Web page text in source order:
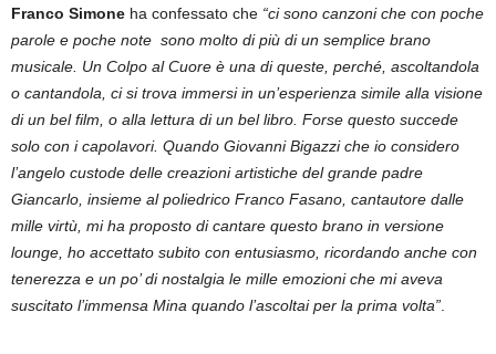
Franco Simone ha confessato che “ci sono canzoni che con poche
parole e poche note sono molto di più di un semplice brano
musicale. Un Colpo al Cuore è una di queste, perché, ascoltandola
o cantandola, ci si trova immersi in un’esperienza simile alla visione
di un bel film, o alla lettura di un bel libro. Forse questo succede
solo con i capolavori. Quando Giovanni Bigazzi che io considero
l’angelo custode delle creazioni artistiche del grande padre
Giancarlo, insieme al poliedrico Franco Fasano, cantautore dalle
mille virtù, mi ha proposto di cantare questo brano in versione
lounge, ho accettato subito con entusiasmo, ricordando anche con
tenerezza e un po’ di nostalgia le mille emozioni che mi aveva
suscitato l’immensa Mina quando l’ascoltai per la prima volta”